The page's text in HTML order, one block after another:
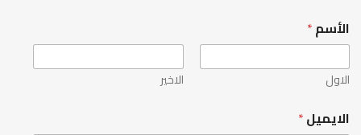
الأسم*
الاول الاخير
الايميل*